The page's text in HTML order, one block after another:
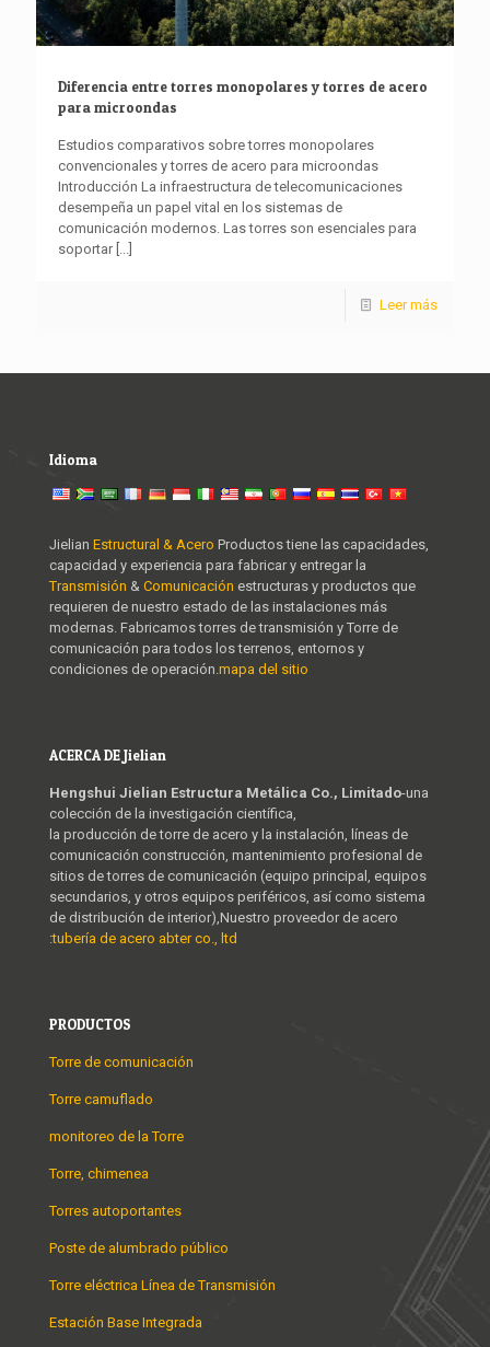
Diferencia entre torres monopolares y torres de acero
para microondas
Estudios comparativos sobre torres monopolares
convencionales y torres de acero para microondas
Introducción La infraestructura de telecomunicaciones
desempeña un papel vital en los sistemas de
comunicación modernos. Las torres son esenciales para
soportar[...]
Leer más
Idioma
Jielian Estructural & Acero Productos tiene las capacidades,
capacidad y experiencia para fabricar y entregar la
Transmisión & Comunicación estructuras y productos que
requieren de nuestro estado de las instalaciones más
modernas. Fabricamos torres de transmisión y Torre de
comunicación para todos los terrenos, entornos y
condiciones de operación. mapa del sitio
ACERCA DE Jielian
Hengshui Jielian Estructura Metálica Co., Limitado-una
colección de la investigación científica,
la producción de torre de acero y la instalación, líneas de
comunicación construcción, mantenimiento profesional de
sitios de torres de comunicación (equipo principal, equipos
secundarios, y otros equipos periféricos, así como sistema
de distribución de interior),Nuestro proveedor de acero
:tubería de acero abter co., ltd
PRODUCTOS
Torre de comunicación
Torre camuflado
monitoreo de la Torre
Torre, chimenea
Torres autoportantes
Poste de alumbrado público
Torre eléctrica Línea de Transmisión
Estación Base Integrada